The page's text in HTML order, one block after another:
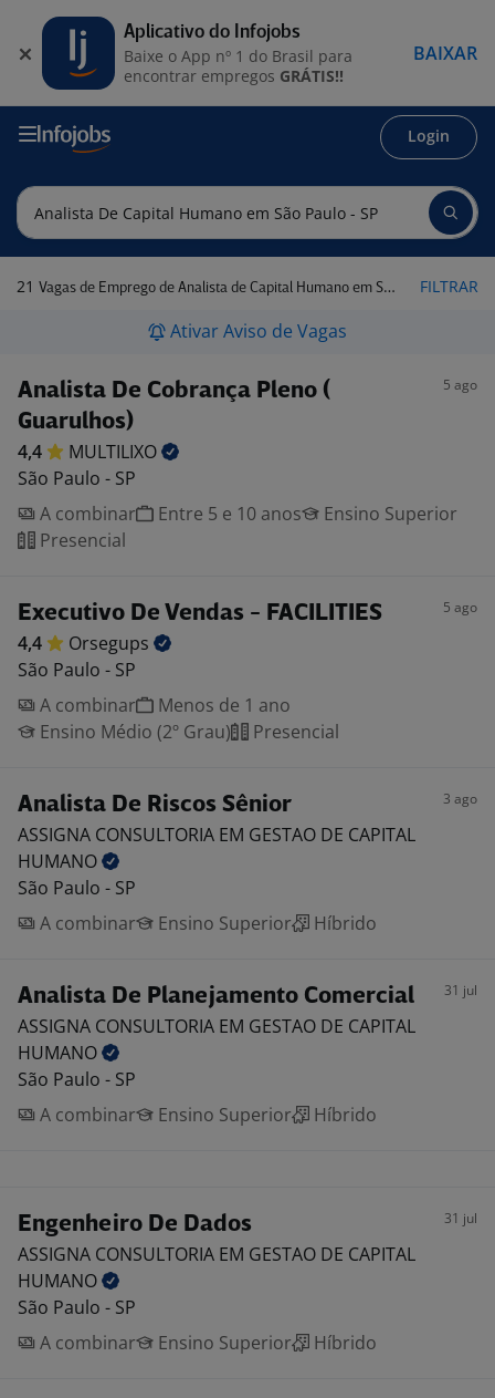
Login
21 Vagas de Emprego de Analista de Capital Humano em São Paulo - SP FILTRAR
Ativar Aviso de Vagas
Analista De Cobrança Pleno (
Guarulhos)
5 ago
4,4
MULTILIXO
São Paulo - SP
A combinar
Entre 5 e 10 anos
Ensino Superior
Presencial
Executivo De Vendas - FACILITIES 5 ago
4,4
Orsegups
São Paulo - SP
A combinar
Menos de 1 ano
Ensino Médio (2º Grau)
Presencial
Analista De Riscos Sênior 3 ago
ASSIGNA CONSULTORIA EM GESTAO DE CAPITAL
HUMANO
São Paulo - SP
A combinar
Ensino Superior Híbrido
Analista De Planejamento Comercial 31 jul
ASSIGNA CONSULTORIA EM GESTAO DE CAPITAL
HUMANO
São Paulo - SP
A combinar
Ensino Superior Híbrido
Engenheiro De Dados 31 jul
ASSIGNA CONSULTORIA EM GESTAO DE CAPITAL
HUMANO
São Paulo - SP
A combinar
Ensino Superior Híbrido
Aplicativo do Infojobs
Baixe o App nº 1 do Brasil para
encontrar empregos GRÁTIS!!
BAIXAR